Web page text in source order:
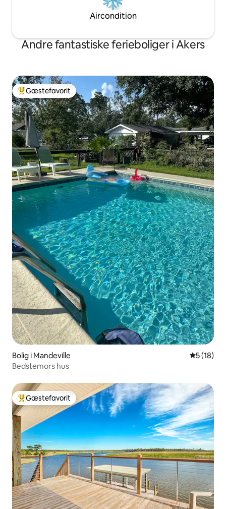
Aircondition
Andre fantastiske ferieboliger i Akers
Bedste gæstefavorit
Gæstefavorit
Bolig i Mandeville 5 ud af 5 i
5 (18)
Bedstemors hus
Bedste gæstefavorit
Gæstefavorit